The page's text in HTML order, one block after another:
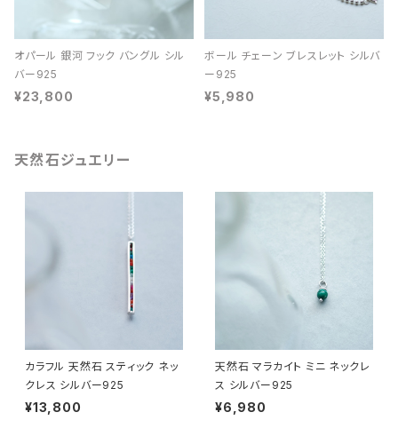
オパール 銀河 フック バングル シル
バー925
¥23,800
ボール チェーン ブレスレット シルバ
ー925
¥5,980
天然石ジュエリー
カラフル 天然石 スティック ネッ
クレス シルバー925
¥13,800
天然石 マラカイト ミニ ネックレ
ス シルバー925
¥6,980